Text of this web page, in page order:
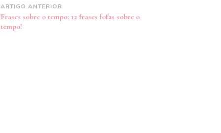
Navegação
de
post
ARTIGO ANTERIOR
Frases sobre o tempo: 12 frases fofas sobre o
tempo!